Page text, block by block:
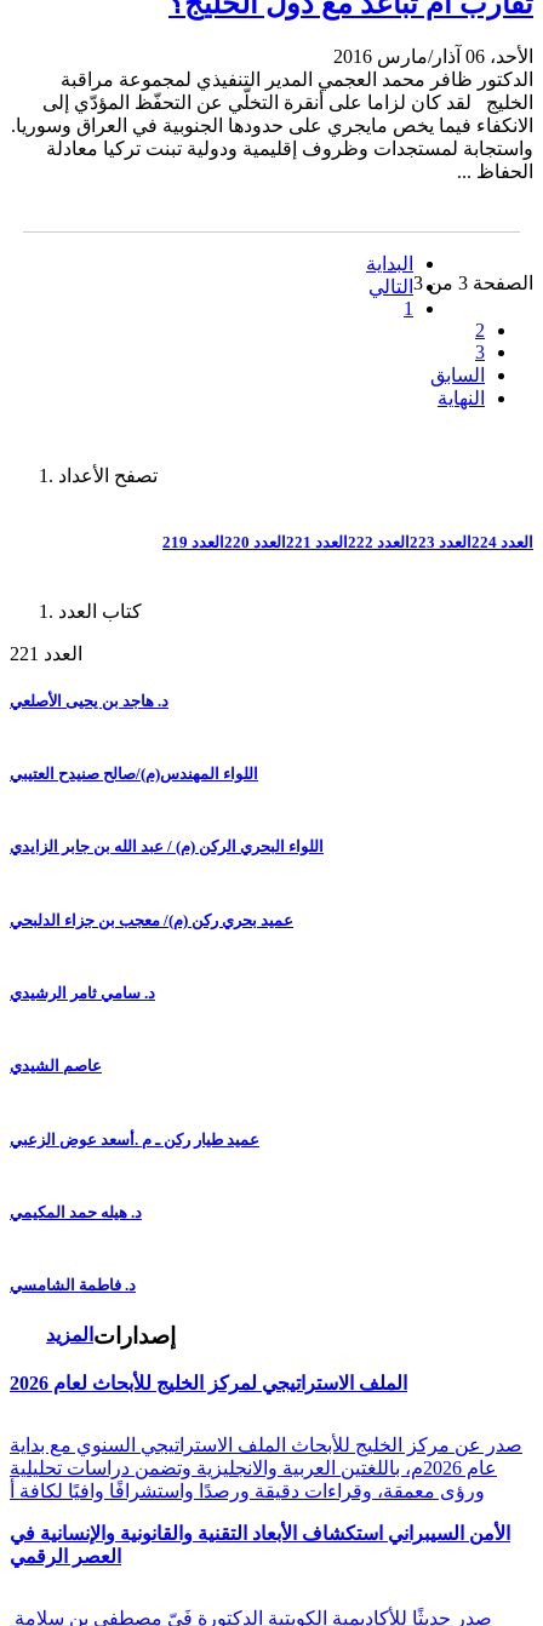
الأحد، 06 آذار/مارس 2016
الدكتور ظافر محمد العجمي المدير التنفيذي لمجموعة مراقبة
الخليج لقد كان لزاما على أنقرة التخلّي عن التحفّظ المؤدّي إلى
الانكفاء فيما يخص مايجري على حدودها الجنوبية في العراق وسوريا.
واستجابة لمستجدات وظروف إقليمية ودولية تبنت تركيا معادلة
الحفاظ ...
الصفحة 3 من 3
البداية
التالي
1
2
3
السابق
النهاية
تصفح الأعداد
العدد 224 العدد 223 العدد 222 العدد 221 العدد 220 العدد 219
كتاب العدد
العدد 221
د. هاجد بن يحيى الأصلعي
اللواء المهندس(م)/صالح صنيدح العتيبي
اللواء البحري الركن (م) / عبد الله بن جابر الزايدي
عميد بحري ركن (م)/ معجب بن جزاء الدلبحي
د. سامي ثامر الرشيدي
عاصم الشيدي
عميد طيار ركن ـ م .أسعد عوض الزعبي
د. هيله حمد المكيمي
د. فاطمة الشامسي
المزيد إصدارات
الملف الاستراتيجي لمركز الخليج للأبحاث لعام 2026
صدر عن مركز الخليج للأبحاث الملف الاستراتيجي السنوي مع بداية
عام 2026م، باللغتين العربية والانجليزية وتضمن دراسات تحليلية
ورؤى معمقة، وقراءات دقيقة ورصدًا واستشرافًا وافيًا لكافة أ
الأمن السيبراني استكشاف الأبعاد التقنية والقانونية والإنسانية في
العصر الرقمي